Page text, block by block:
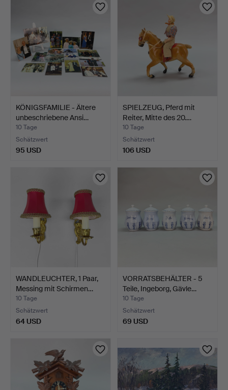
KÖNIGSFAMILIE - Ältere
unbeschriebene Ansi…
10 Tage
Schätzwert
95 USD
SPIELZEUG, Pferd mit
Reiter, Mitte des 20.…
10 Tage
Schätzwert
106 USD
WANDLEUCHTER, 1 Paar,
Messing mit Schirmen…
10 Tage
Schätzwert
64 USD
VORRATSBEHÄLTER - 5
Teile, Ingeborg, Gävle…
10 Tage
Schätzwert
69 USD